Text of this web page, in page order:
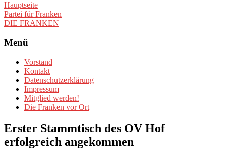
Hauptseite
Partei für Franken
DIE FRANKEN
Menü
Vorstand
Kontakt
Datenschutzerklärung
Impressum
Mitglied werden!
Die Franken vor Ort
Erster Stammtisch des OV Hof
erfolgreich angekommen